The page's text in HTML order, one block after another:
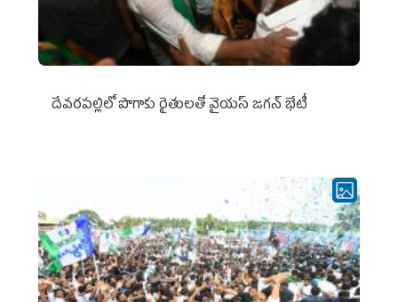
దేవరపల్లిలో పొగాకు రైతులతో వైయస్ జగన్ భేటీ